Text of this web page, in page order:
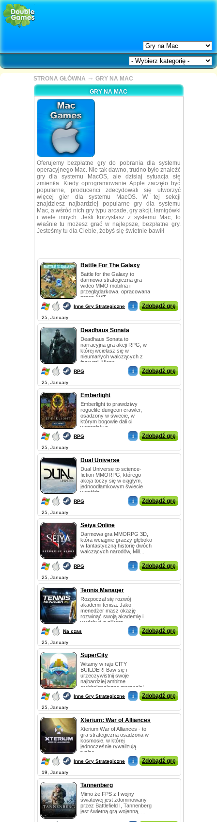
STRONA GŁÓWNA → GRY NA MAC
GRY NA MAC
Oferujemy bezpłatne gry do pobrania dla systemu
operacyjnego Mac. Nie tak dawno, trudno było znaleźć
gry dla systemu MacOS, ale dzisiaj sytuacja się
zmieniła. Kiedy oprogramowanie Apple zaczęło być
popularne, producenci zdecydowali się utworzyć
więcej gier dla systemu MacOS. W tej sekcji
znajdziesz najbardziej popularne gry dla systemu
Mac, a wśród nich gry typu arcade, gry akcji, łamigówki
i wiele innych. Jeśli korzystasz z systemu Mac, to
właśnie tu możesz grać w najlepsze, bezpłatne gry.
Jesteśmy tu dla Ciebie, żebyś się świetnie bawił!
Battle For The Galaxy
Battle for the Galaxy to
darmowa strategiczna gra
wideo MMO mobilna i
przeglądarkowa, opracowana
przez AMT ...
Inne Gry Strategiczne i Zdobądź grę
25, January
Deadhaus Sonata
Deadhaus Sonata to
narracyjna gra akcji RPG, w
której wcielasz się w
nieumarłych walczących z
żywymi. Niepo...
RPG i Zdobądź grę
25, January
Emberlight
Emberlight to prawdziwy
roguelite dungeon crawler,
osadzony w świecie, w
którym bogowie dali ci
wspaniały p...
RPG i Zdobądź grę
25, January
Dual Universe
Dual Universe to science-
fiction MMORPG, którego
akcja toczy się w ciągłym,
jednoodłamkowym świecie
współdz...
RPG i Zdobądź grę
25, January
Seiya Online
Darmowa gra MMORPG 3D,
która wciągnie graczy głęboko
w fantastyczną historię dwóch
walczących narodów, Mill...
RPG i Zdobądź grę
25, January
Tennis Manager
Rozpoczął się rozwój
akademii tenisa. Jako
menedżer masz okazję
rozwinąć swoją akademię i
wydobyć z piłkarz...
Na czas i Zdobądź grę
25, January
SuperCity
Witamy w raju CITY
BUILDER! Baw się i
urzeczywistnij swoje
najbardziej ambitne
architektoniczne marzenia!
Inne Gry Strategiczne i Zdobądź grę
25, January
Xterium: War of Alliances
Xterium War of Alliances - to
gra strategiczna osadzona w
kosmosie, w której
jednocześnie rywalizują
tysiąc...
Inne Gry Strategiczne i Zdobądź grę
19, January
Tannenberg
Mimo że FPS z I wojny
światowej jest zdominowany
przez Battlefield I, Tannenberg
jest świetną grą wojenną, ...